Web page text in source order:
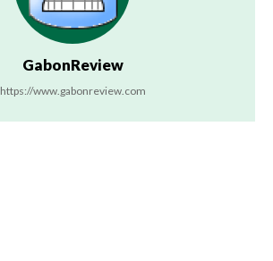
GabonReview
https://www.gabonreview.com